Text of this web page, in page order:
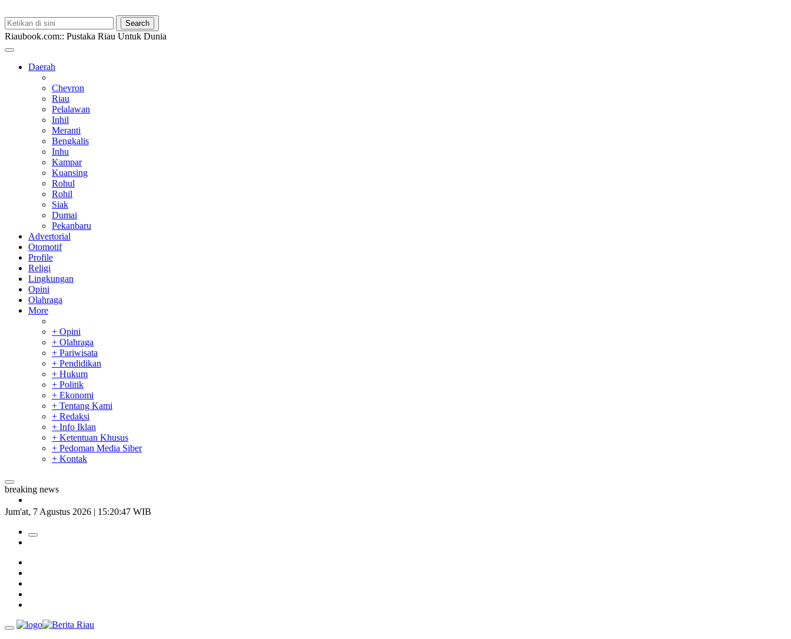
Riaubook.com:: Pustaka Riau Untuk Dunia
Daerah
Chevron
Riau
Pelalawan
Inhil
Meranti
Bengkalis
Inhu
Kampar
Kuansing
Rohul
Rohil
Siak
Dumai
Pekanbaru
Advertorial
Otomotif
Profile
Religi
Lingkungan
Opini
Olahraga
More
+ Opini
+ Olahraga
+ Pariwisata
+ Pendidikan
+ Hukum
+ Politik
+ Ekonomi
+ Tentang Kami
+ Redaksi
+ Info Iklan
+ Ketentuan Khusus
+ Pedoman Media Siber
+ Kontak
breaking news
SAR Padang Evakuasi Pelajar yang Terjebak Banjir di Sekolah
Sekda Riau Apresiasi Plt Gubernur Terkait Dukungan ADLG Awards
Jum'at, 7 Agustus 2026 | 15:20:48 WIB